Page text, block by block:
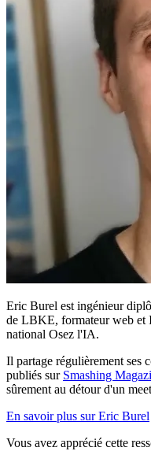
Eric Burel est ingénieur
de LBKE, formateur web et
national Osez l'IA.
Il partage régulièrement ses
publiés sur Smashing
sûrement au détour d'un
En savoir plus sur Eric Burel
Vous avez apprécié cette